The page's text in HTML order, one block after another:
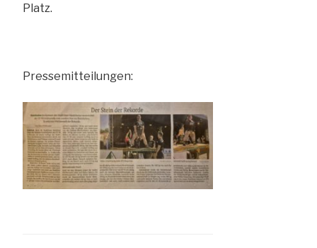
Platz.
Pressemitteilungen: